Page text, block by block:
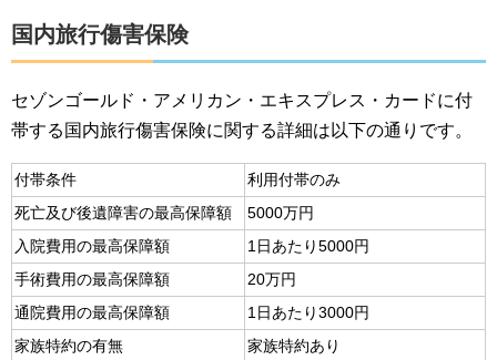
国内旅行傷害保険
セゾンゴールド・アメリカン・エキスプレス・カードに付
帯する国内旅行傷害保険に関する詳細は以下の通りです。
付帯条件
利用付帯のみ
死亡及び後遺障害の最高保障額
5000万円
入院費用の最高保障額
1日あたり5000円
手術費用の最高保障額
20万円
通院費用の最高保障額
1日あたり3000円
家族特約の有無
家族特約あり